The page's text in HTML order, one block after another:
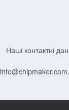
Наші контактні